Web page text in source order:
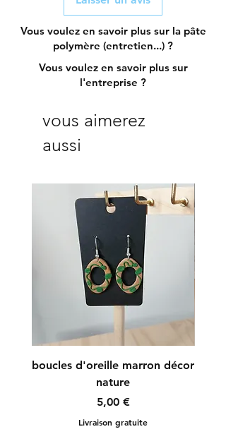
Vous voulez en savoir plus sur la pâte
polymère (entretien...) ?
Vous voulez en savoir plus sur
l'entreprise ?
vous aimerez
aussi
boucles d'oreille marron décor
nature
Prix
5,00 €
Livraison gratuite